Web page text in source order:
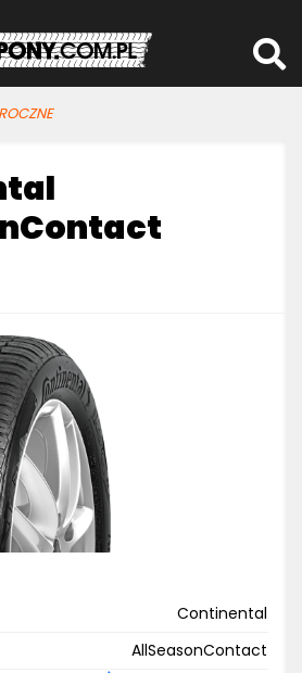
Continental
AllSeasonContact